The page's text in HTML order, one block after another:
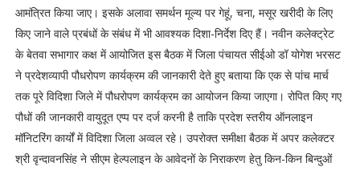
आमंत्रित किया जाए। इसके अलावा समर्थन मूल्य पर गेहूं, चना, मसूर खरीदी के लिए
किए जाने वाले प्रबंधों के संबंध में भी आवश्यक दिशा-निर्देश दिए हैं। नवीन कलेक्ट्रेट
के बेतवा सभागार कक्ष में आयोजित इस बैठक में जिला पंचायत सीईओ डॉ योगेश भरसट
ने प्रदेशव्यापी पौधरोपण कार्यक्रम की जानकारी देते हुए बताया कि एक से पांच मार्च
तक पूरे विदिशा जिले में पौधरोपण कार्यक्रम का आयोजन किया जाएगा। रोपित किए गए
पौधों की जानकारी वायुदूत एप्प पर दर्ज करनी है ताकि प्रदेश स्तरीय ऑनलाइन
मॉनिटरिंग कार्यों में विदिशा जिला अव्वल रहे। उपरोक्त समीक्षा बैठक में अपर कलेक्टर
श्री वृन्दावनसिंह ने सीएम हेल्पलाइन के आवेदनों के निराकरण हेतु किन-किन बिन्दुओं